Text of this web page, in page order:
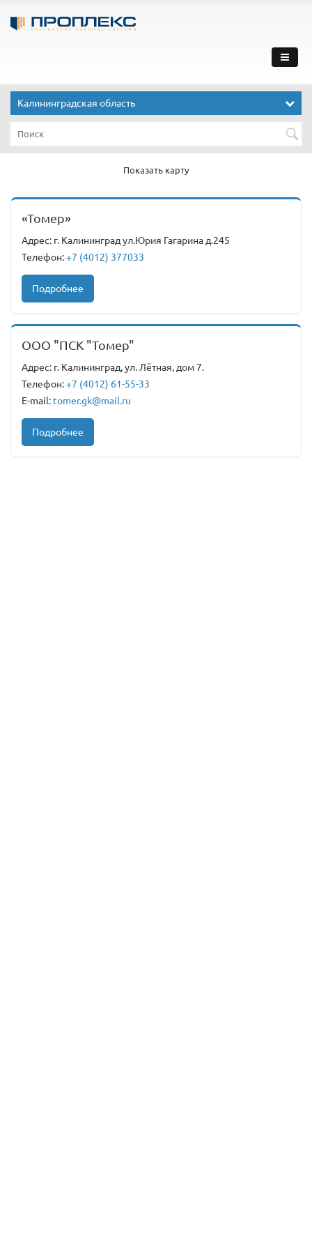
Калининградская область
Показать карту
«Томер»
Адрес: г. Калининград ул.Юрия Гагарина д.245
Телефон:+7 (4012) 377033
Подробнее
ООО "ПСК "Томер"
Адрес: г. Калининград, ул. Лётная, дом 7.
Телефон:+7 (4012) 61-55-33
E-mail: tomer.gk@mail.ru
Подробнее